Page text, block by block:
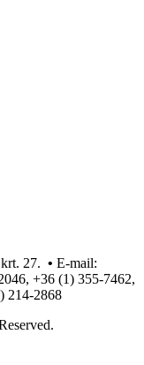
27. • E-mail:
+36 (1) 355-7462,
214-2868